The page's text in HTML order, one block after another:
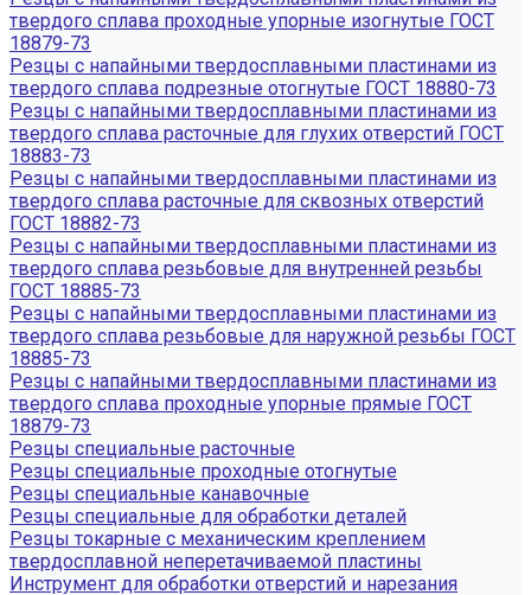
твердого сплава проходные упорные изогнутые ГОСТ
18879-73
Резцы с напайными твердосплавными пластинами из
твердого сплава подрезные отогнутые ГОСТ 18880-73
Резцы с напайными твердосплавными пластинами из
твердого сплава расточные для глухих отверстий ГОСТ
18883-73
Резцы с напайными твердосплавными пластинами из
твердого сплава расточные для сквозных отверстий
ГОСТ 18882-73
Резцы с напайными твердосплавными пластинами из
твердого сплава резьбовые для внутренней резьбы
ГОСТ 18885-73
Резцы с напайными твердосплавными пластинами из
твердого сплава резьбовые для наружной резьбы ГОСТ
18885-73
Резцы с напайными твердосплавными пластинами из
твердого сплава проходные упорные прямые ГОСТ
18879-73
Резцы специальные расточные
Резцы специальные проходные отогнутые
Резцы специальные канавочные
Резцы специальные для обработки деталей
Резцы токарные с механическим креплением
твердосплавной неперетачиваемой пластины
Инструмент для обработки отверстий и нарезания